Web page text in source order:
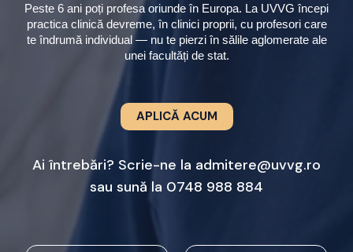
Peste 6 ani poți profesa oriunde în Europa. La UVVG începi
practica clinică devreme, în clinici proprii, cu profesori care
te îndrumă individual — nu te pierzi în sălile aglomerate ale
unei facultăți de stat.
APLICĂ ACUM
Ai întrebări? Scrie-ne la admitere@uvvg.ro
sau sună la 0748 988 884